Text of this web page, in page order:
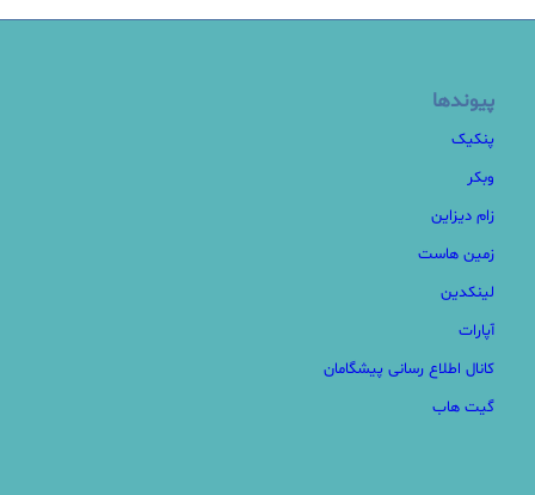
پیوندها
پنکیک
وبکر
زام دیزاین
زمین هاست
لینکدین
آپارات
کانال اطلاع رسانی پیشگامان
گیت هاب